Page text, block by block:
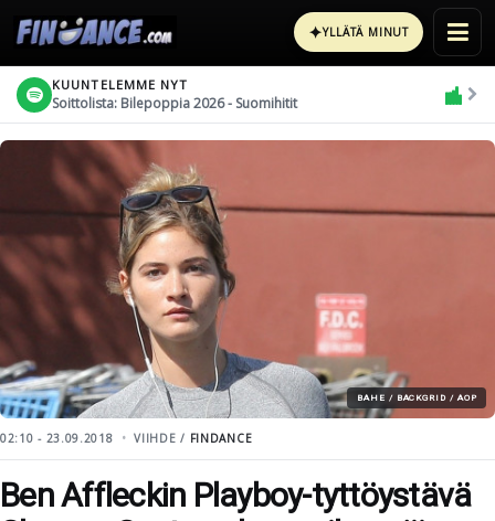
✦YLLÄTÄ MINUT
KUUNTELEMME NYT
Soittolista: Bilepoppia 2026 - Suomihitit
BAHE / BACKGRID / AOP
02:10 - 23.09.2018 VIIHDE / FINDANCE
Ben Affleckin Playboy-tyttöystävä